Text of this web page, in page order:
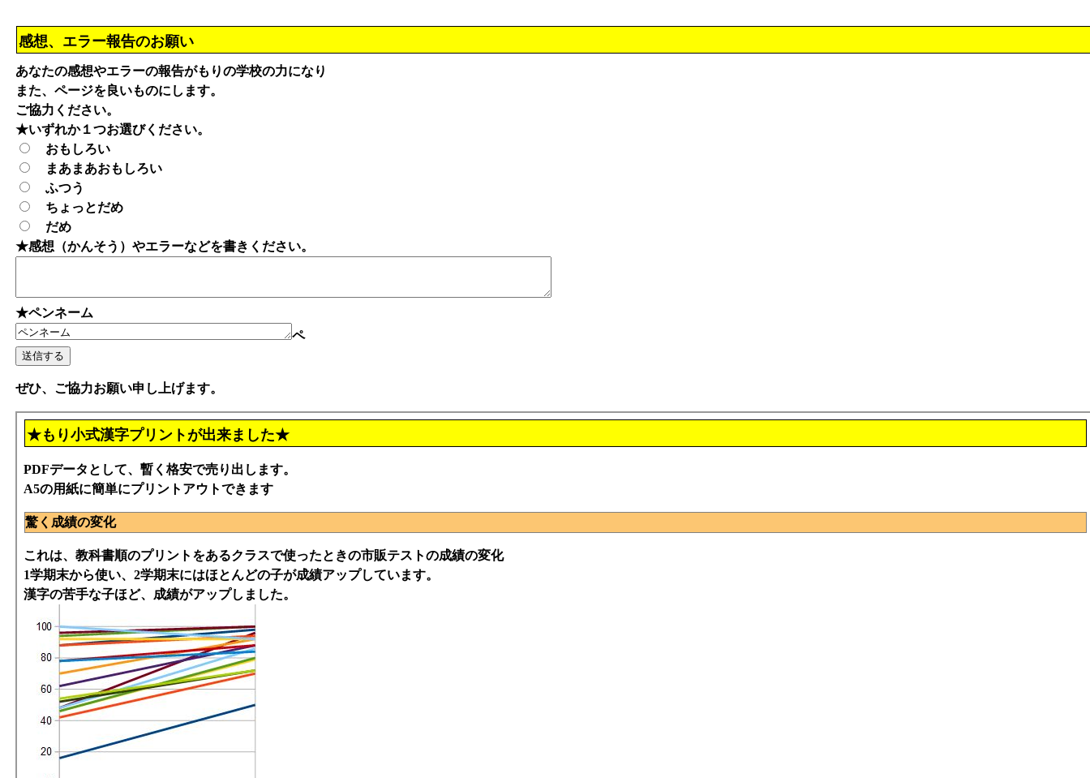
感想、エラー報告のお願い
あなたの感想やエラーの報告がもりの学校の力になり
また、ページを良いものにします。
ご協力ください。
★いずれか１つお選びください。
おもしろい
まあまあおもしろい
ふつう
ちょっとだめ
だめ
★感想（かんそう）やエラーなどを書きください。
★ペンネーム
ペ
ぜひ、ご協力お願い申し上げます。